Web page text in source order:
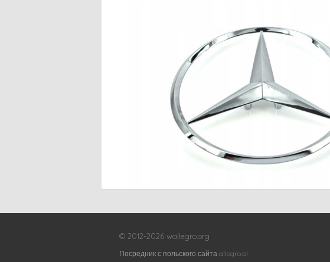
© 2012-2026 wallegro.org
Посредник с польского сайта allegro.pl